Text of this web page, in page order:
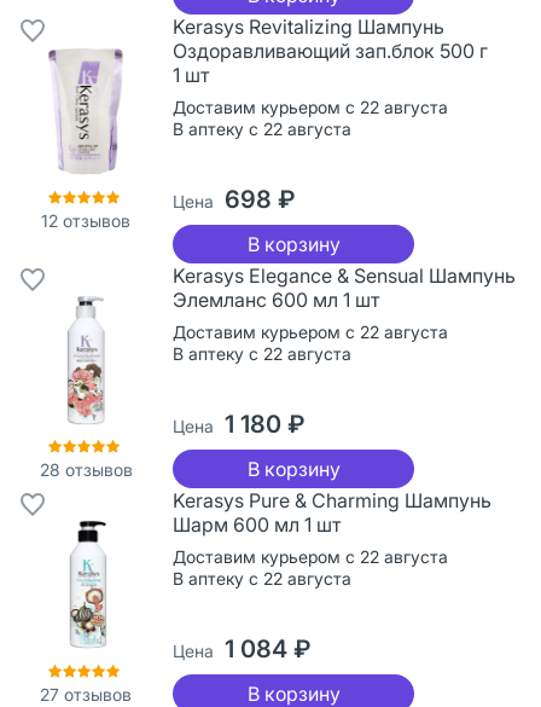
12 отзывов
Kerasys Revitalizing Шампунь
Оздоравливающий зап.блок 500 г
1 шт
Доставим курьером с 22 августа
В аптеку с 22 августа
Цена 698 ₽
В корзину
28 отзывов
Kerasys Elegance & Sensual Шампунь
Элемланс 600 мл 1 шт
Доставим курьером с 22 августа
В аптеку с 22 августа
Цена 1 180 ₽
В корзину
27 отзывов
Kerasys Pure & Charming Шампунь
Шарм 600 мл 1 шт
Доставим курьером с 22 августа
В аптеку с 22 августа
Цена 1 084 ₽
В корзину